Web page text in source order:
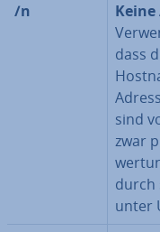
/n
dass
sind
zwar
durch
unter